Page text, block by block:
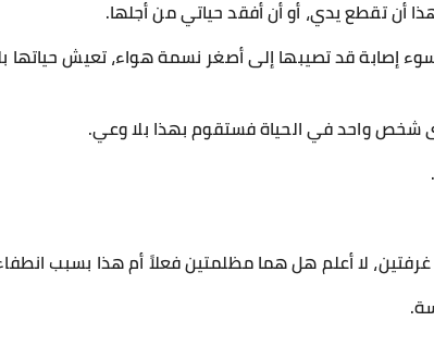
أن تقطع يدي، أو أن أفقد حياتي من أجلها.
قد تصيبها إلى أصغر نسمة هواء، تعيش حياتها
شخص واحد في الحياة فستقوم بهذا بلا وعي.
لا أعلم هل هما مظلمتين فعلاً أم هذا بسبب